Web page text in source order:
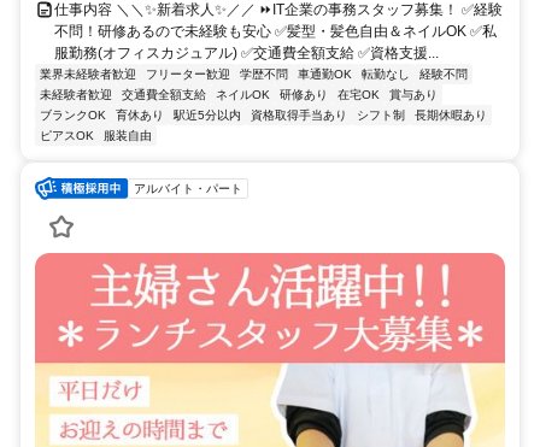
仕事内容 ＼＼✨新着求人✨／／ ⏩IT企業の事務スタッフ募集！ ✅経験
不問！研修あるので未経験も安心 ✅髪型・髪色自由＆ネイルOK ✅私
服勤務(オフィスカジュアル) ✅交通費全額支給 ✅資格支援...
業界未経験者歓迎 フリーター歓迎 学歴不問 車通勤OK 転勤なし
経験不問
未経験者歓迎
交通費全額支給 ネイルOK 研修あり 在宅OK
賞与あり
ブランクOK
育休あり 駅近5分以内 資格取得手当あり シフト制
長期休暇あり
ピアスOK
服装自由
アルバイト・パート